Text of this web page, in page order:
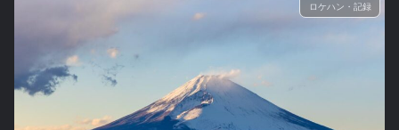
ロケハン・記録